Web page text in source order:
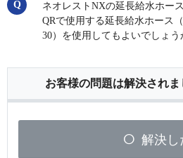
ネオレストNXの延長給水ホー
QRで使用する延長給水ホース
30）を使用してもよいでしょう
お客様の問題は解決され
解決し